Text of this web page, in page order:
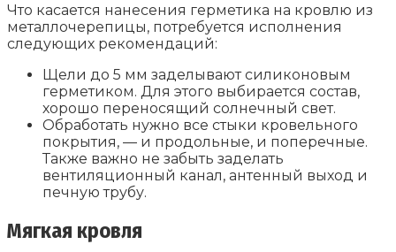
Что касается нанесения герметика на кровлю из
металлочерепицы, потребуется исполнения
следующих рекомендаций:
Щели до 5 мм заделывают силиконовым
герметиком. Для этого выбирается состав,
хорошо переносящий солнечный свет.
Обработать нужно все стыки кровельного
покрытия, — и продольные, и поперечные.
Также важно не забыть заделать
вентиляционный канал, антенный выход и
печную трубу.
Мягкая кровля